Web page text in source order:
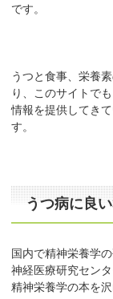
です。
うつと食事、栄養
り、このサイトで
情報を提供してき
す。
うつ病に良
国内で精神栄養学
神経医療研究セン
精神栄養学の本を